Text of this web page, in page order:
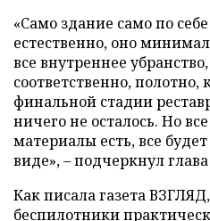
«Само здание само по
естественно, оно
все внутреннее
соответственно, полотно,
финальной стадии
ничего не осталось. Но
материалы есть, все
виде», – подчеркнул
Как писала газета
беспилотники